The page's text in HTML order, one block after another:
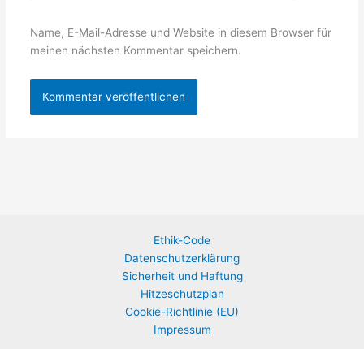
Name, E-Mail-Adresse und Website in diesem Browser für
meinen nächsten Kommentar speichern.
Ethik-Code
Datenschutzerklärung
Sicherheit und Haftung
Hitzeschutzplan
Cookie-Richtlinie (EU)
Impressum